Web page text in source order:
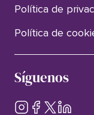
Política de
Política de
Síguenos